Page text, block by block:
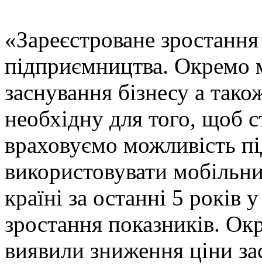
«Зареєстроване
підприємництва. Окремо
заснування бізнесу а
необхідну для того, щоб
враховуємо можливість
використовувати
країні за останні 5 років
зростання показників.
виявили зниження ціни